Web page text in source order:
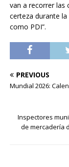
van a recorrer las
certeza durante
como PDI”.
PREVIOUS
Mundial 2026:
Inspectores
de mercadería